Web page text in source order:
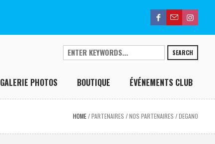
SEARCH
GALERIE PHOTOS BOUTIQUE ÉVÉNEMENTS CLUB
HOME /PARTENAIRES /NOS PARTENAIRES /DEGANO